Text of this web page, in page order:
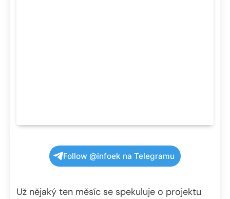
Follow @infoek na Telegramu
Už nějaký ten měsíc se spekuluje o projektu